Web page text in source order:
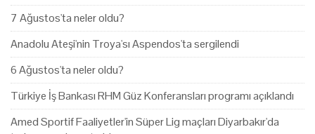
7 Ağustos'ta neler oldu?
Anadolu Ateşi'nin Troya'sı Aspendos'ta sergilendi
6 Ağustos'ta neler oldu?
Türkiye İş Bankası RHM Güz Konferansları programı açıklandı
Amed Sportif Faaliyetler'in Süper Lig maçları Diyarbakır'da